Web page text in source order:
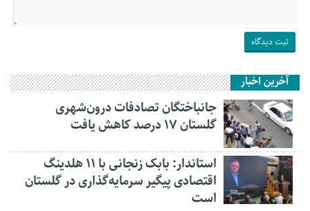
آخرین اخبار
جانباختگان تصادفات درون‌شهری
گلستان ۱۷ درصد کاهش یافت
استاندار: بابک زنجانی با ۱۱ هلدینگ
اقتصادی پیگیر سرمایه‌گذاری در گلستان
است